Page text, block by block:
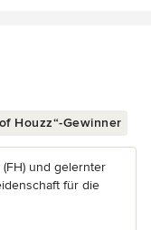
Houzz“-Gewinner
und gelernter
für die